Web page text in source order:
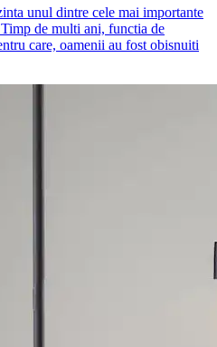
unul dintre cele mai importante
de multi ani, functia de
care, oamenii au fost obisnuiti